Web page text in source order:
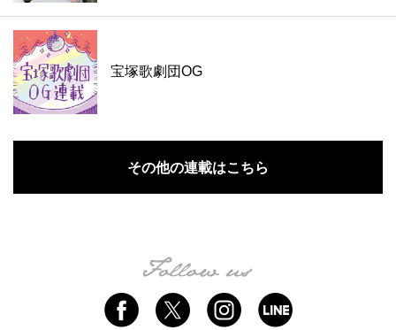
宝塚歌劇団OG
その他の連載はこちら